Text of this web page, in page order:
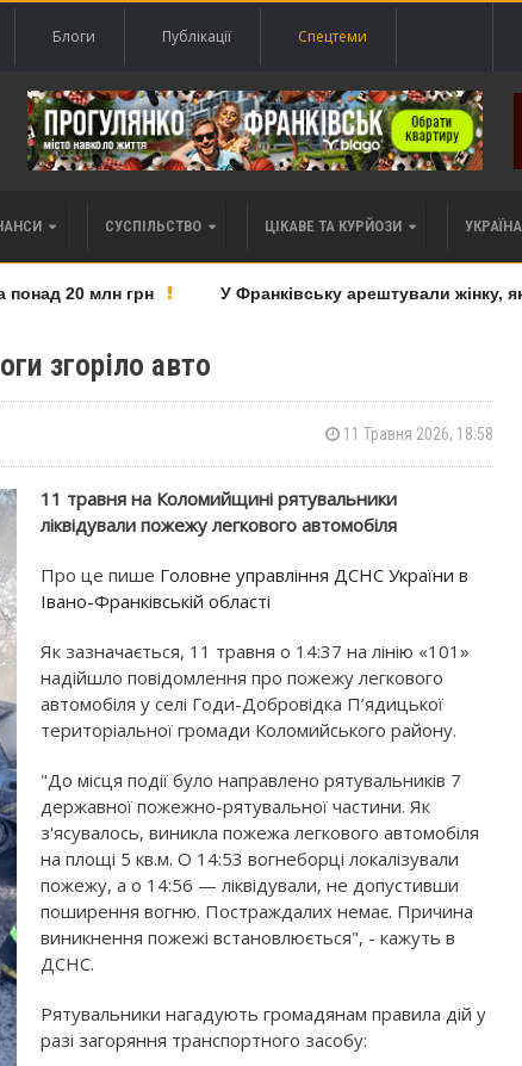
Блоги Публікації Спецтеми
СУСПІЛЬСТВО ЦІКАВЕ ТА КУРЙОЗИ
20 млн грн У Франківську арештували жінку,
згоріло авто
11 Травня 2026, 18:58
11 травня на Коломийщині рятувальники
ліквідували пожежу легкового автомобіля
Про це пише Головне управління ДСНС України в
Івано-Франківській області
Як зазначається, 11 травня о 14:37 на лінію «101»
надійшло повідомлення про пожежу легкового
автомобіля у селі Годи-Добровідка П’ядицької
територіальної громади Коломийського району.
"До місця події було направлено рятувальників 7
державної пожежно-рятувальної частини. Як
з'ясувалось, виникла пожежа легкового автомобіля
на площі 5 кв.м. О 14:53 вогнеборці локалізували
пожежу, а о 14:56 — ліквідували, не допустивши
поширення вогню. Постраждалих немає. Причина
виникнення пожежі встановлюється", - кажуть в
ДСНС.
Рятувальники нагадують громадянам правила дій у
разі загоряння транспортного засобу: